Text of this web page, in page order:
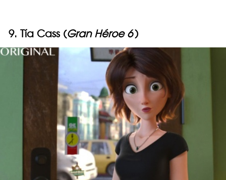
9. Tía Cass (Gran Héroe 6)